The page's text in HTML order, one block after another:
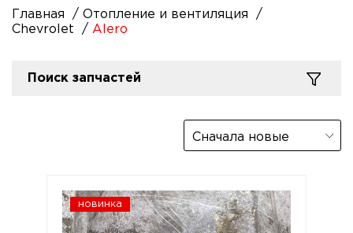
Главная
Отопление и вентиляция
Chevrolet
Alero
Поиск запчастей
Сначала новые
новинка